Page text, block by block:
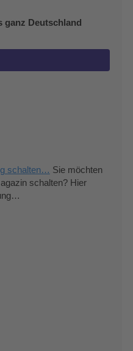
ganz Deutschland
schalten… Sie möchten
schalten? Hier